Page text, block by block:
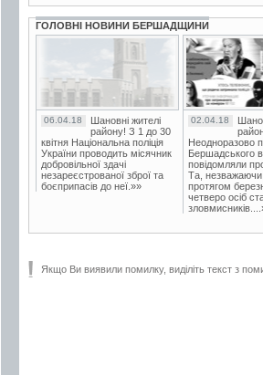
ГОЛОВНІ НОВИНИ БЕРШАДЩИНИ
06.04.18
Шановні жителі
району! З 1 до 30
квітня Національна поліція
України проводить місячник
добровільної здачі
незареєстрованої зброї та
боєприпасів до неї.»»
02.04.18
Неодноразово
Бершадського
повідомляли
Та, незважаючи
протягом
четверо осіб
Якщо Ви виявили помилку, виділіть текст з